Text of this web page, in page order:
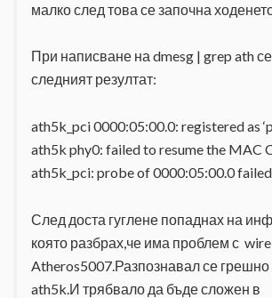
малко след това се започна
При написване на dmesg | grep ath
следният резултат:
ath5k_pci 0000:05:00.0: registered as
ath5k phy0: failed to resume the MAC
ath5k_pci: probe of 0000:05:00.0
След доста гуглене попаднах на
която разбрах,че има проблем с
Atheros5007.Разпознавал се грешно
ath5k.И трябвало да бъде сложен в